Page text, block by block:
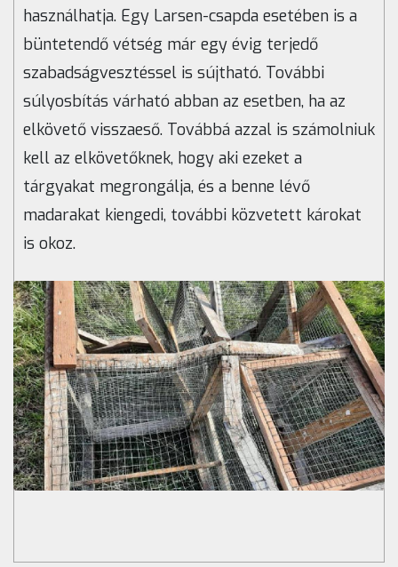
használhatja. Egy Larsen-csapda esetében is a
büntetendő vétség már egy évig terjedő
szabadságvesztéssel is sújtható. További
súlyosbítás várható abban az esetben, ha az
elkövető visszaeső. Továbbá azzal is számolniuk
kell az elkövetőknek, hogy aki ezeket a
tárgyakat megrongálja, és a benne lévő
madarakat kiengedi, további közvetett károkat
is okoz.